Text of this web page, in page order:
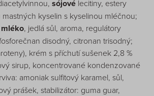
sójové lecitiny, estery
kyselin s kyselinou mléčnou;
mléko, jedlá sůl, aroma, regulátory
disodný, citronan trisodný;
krém s příchutí sušenek 2,8 %
sirup, koncentrované kondenzované
amoniak sulfitový karamel, sůl,
prášek, stabilizátor: guma guar,